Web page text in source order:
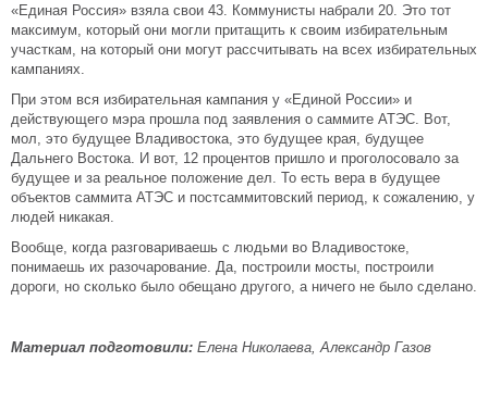
«Единая Россия» взяла свои 43. Коммунисты набрали 20. Это тот
максимум, который они могли притащить к своим избирательным
участкам, на который они могут рассчитывать на всех избирательных
кампаниях.
При этом вся избирательная кампания у «Единой России» и
действующего мэра прошла под заявления о саммите АТЭС. Вот,
мол, это будущее Владивостока, это будущее края, будущее
Дальнего Востока. И вот, 12 процентов пришло и проголосовало за
будущее и за реальное положение дел. То есть вера в будущее
объектов саммита АТЭС и постсаммитовский период, к сожалению, у
людей никакая.
Вообще, когда разговариваешь с людьми во Владивостоке,
понимаешь их разочарование. Да, построили мосты, построили
дороги, но сколько было обещано другого, а ничего не было сделано.
Материал подготовили: Елена Николаева, Александр Газов